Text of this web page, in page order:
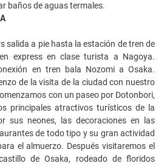
baños de aguas termales.
salida a pie hasta la estación de tren de
express en clase turista a Nagoya.
en tren bala Nozomi a Osaka.
de la visita de la ciudad con nuestro
con un paseo por Dotonbori,
principales atractivos turísticos de la
sus neones, las decoraciones en las
de todo tipo y su gran actividad
el almuerzo. Después visitaremos el
de Osaka, rodeado de floridos